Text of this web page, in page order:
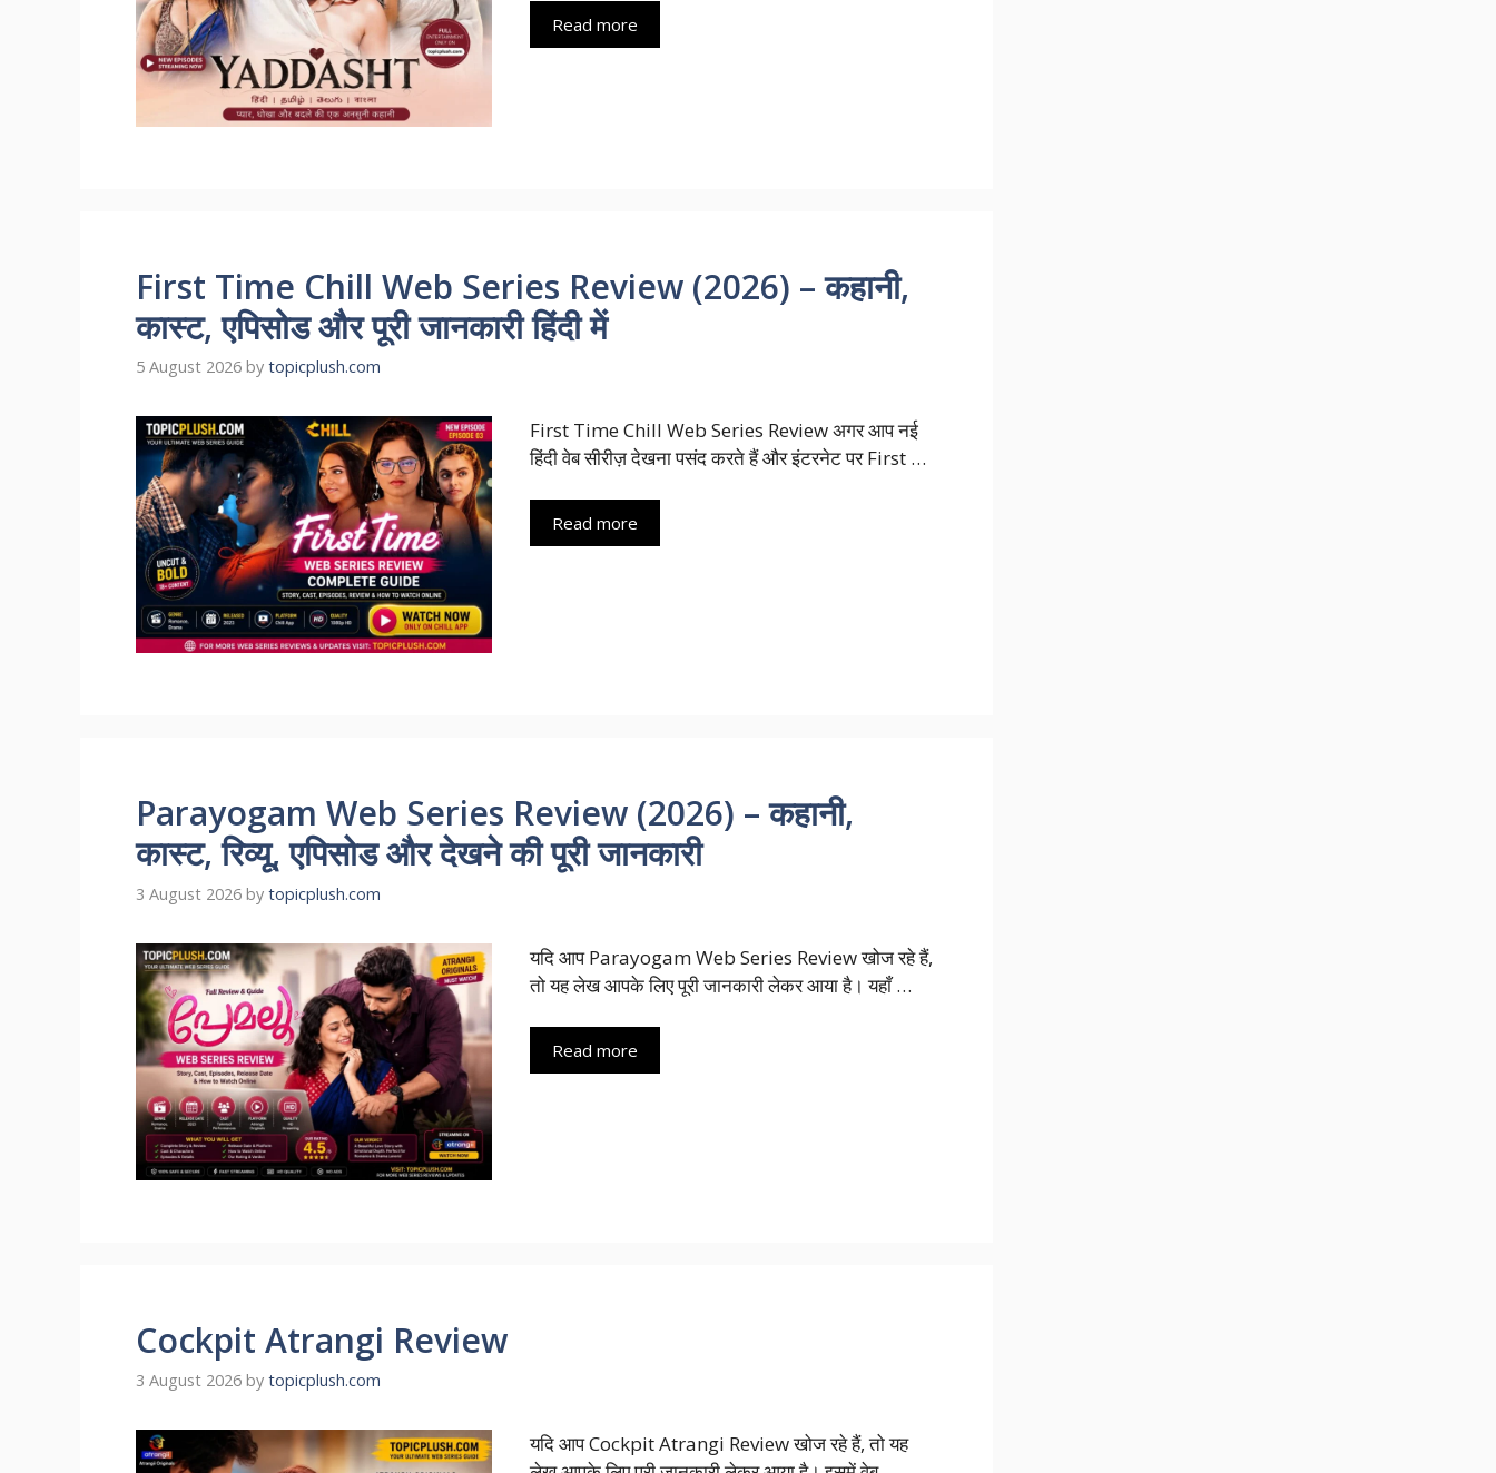
Read more
First Time Chill Web Series Review (2026) – कहानी,
कास्ट, एपिसोड और पूरी जानकारी हिंदी में
5 August 2026 by topicplush.com
First Time Chill Web Series Review अगर आप नई
हिंदी वेब सीरीज़ देखना पसंद करते हैं और इंटरनेट पर First …
Read more
Parayogam Web Series Review (2026) – कहानी,
कास्ट, रिव्यू, एपिसोड और देखने की पूरी जानकारी
3 August 2026 by topicplush.com
यदि आप Parayogam Web Series Review खोज रहे हैं,
तो यह लेख आपके लिए पूरी जानकारी लेकर आया है। यहाँ …
Read more
Cockpit Atrangi Review
3 August 2026 by topicplush.com
यदि आप Cockpit Atrangi Review खोज रहे हैं, तो यह